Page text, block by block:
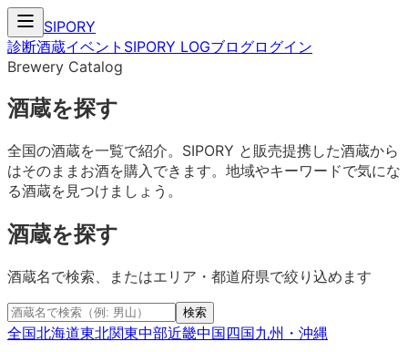
SIPORY
診断酒蔵イベント SIPORY LOGブログログイン
Brewery Catalog
酒蔵を探す
全国の酒蔵を一覧で紹介。SIPORY と販売提携した酒蔵から
はそのままお酒を購入できます。地域やキーワードで気にな
る酒蔵を見つけましょう。
酒蔵を探す
酒蔵名で検索、またはエリア・都道府県で絞り込めます
検索
全国北海道東北関東中部近畿中国四国九州・沖縄